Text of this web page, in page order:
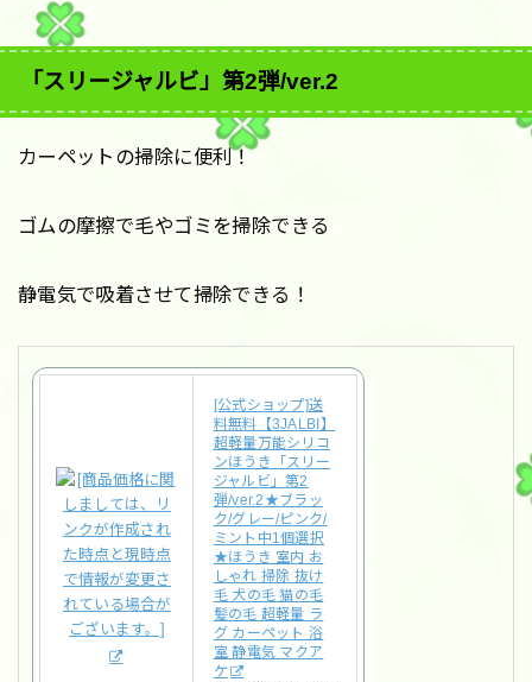
「スリージャルビ」第2弾/ver.2
カーペットの掃除に便利！
ゴムの摩擦で毛やゴミを掃除できる
静電気で吸着させて掃除できる！
[公式ショップ]送
料無料【3JALBI】
超軽量万能シリコ
ンほうき「スリー
ジャルビ」第2
弾/ver.2★ブラッ
ク/グレー/ピンク/
ミント中1個選択
★ほうき 室内 お
しゃれ 掃除 抜け
毛 犬の毛 猫の毛
髪の毛 超軽量 ラ
グ カーペット 浴
室 静電気 マクア
ケ